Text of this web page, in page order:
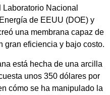
Nacional
de EEUU (DOE) y
una membrana capaz de
gran eficiencia y bajo costo.
está hecha de una arcilla
unos 350 dólares por
cómo se ha manipulado la